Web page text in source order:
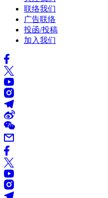
联络我们
广告联络
投函/投稿
加入我们